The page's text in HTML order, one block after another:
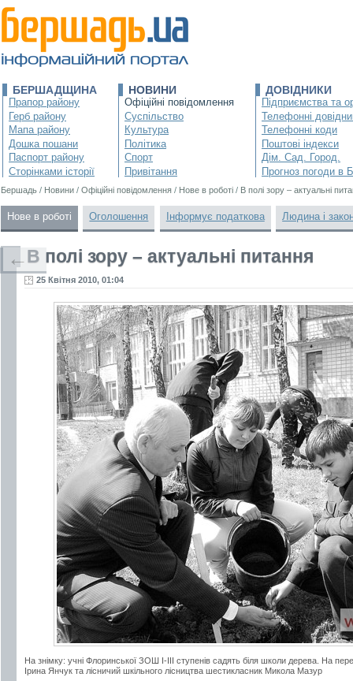
БЕРШАДЩИНА
Прапор району
Герб району
Мапа району
Дошка пошани
Паспорт району
Сторінками історії
НОВИНИ
Офіційні повідомлення
Суспільство
Культура
Політика
Спорт
Привітання
ДОВІДНИКИ
Підприємства та
Телефонні
Телефонні коди
Поштові індекси
Дім. Сад. Город.
Прогноз погоди в
Бершадь / Новини / Офіційні повідомлення / Нове в роботі / В полі зору – актуальні
Нове в роботі Оголошення Інформує податкова Людина і
В полі зору – актуальні питання
25 Квітня 2010, 01:04
На знімку: учні Флоринської ЗОШ І-ІІІ ступенів садять біля школи дерева. На
Ірина Янчук та лісничий шкільного лісництва шестикласник Микола Мазур
←